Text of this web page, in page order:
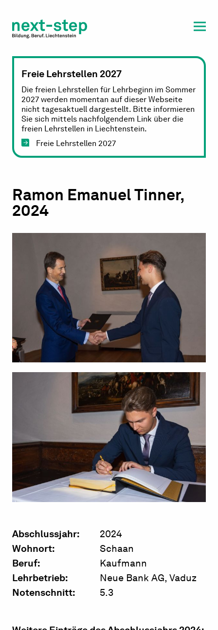
Beratung & Unterstützung
Freie Lehrstellen 2027
Die freien Lehrstellen für Lehrbeginn im Sommer
2027 werden momentan auf dieser Webseite
nicht tagesaktuell dargestellt. Bitte informieren
Sie sich mittels nachfolgendem Link über die
freien Lehrstellen in Liechtenstein.
Freie Lehrstellen 2027
Ramon Emanuel Tinner,
2024
Abschlussjahr:
2024
Wohnort:
Schaan
Beruf:
Kaufmann
Lehrbetrieb:
Neue Bank AG, Vaduz
Notenschnitt:
5.3